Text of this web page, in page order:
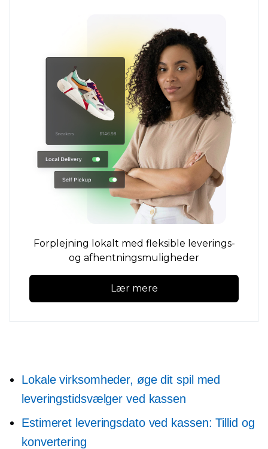
Forplejning lokalt med fleksible leverings-
og afhentningsmuligheder
Lær mere
Lokale virksomheder, øge dit spil med
leveringstidsvælger ved kassen
Estimeret leveringsdato ved kassen: Tillid og
konvertering